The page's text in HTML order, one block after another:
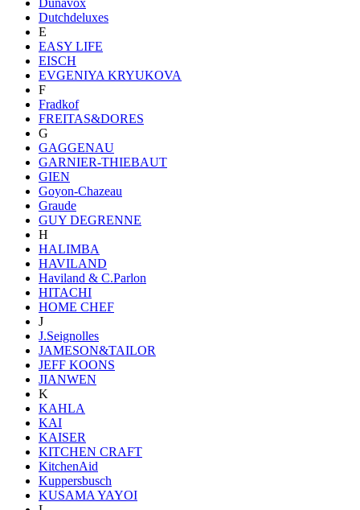
Dutchdeluxes
E
EASY LIFE
EISCH
EVGENIYA KRYUKOVA
F
Fradkof
FREITAS&DORES
G
GAGGENAU
GARNIER-THIEBAUT
GIEN
Goyon-Chazeau
Graude
GUY DEGRENNE
H
HALIMBA
HAVILAND
Haviland & C.Parlon
HITACHI
HOME CHEF
J
J.Seignolles
JAMESON&TAILOR
JEFF KOONS
JIANWEN
K
KAHLA
KAI
KAISER
KITCHEN CRAFT
KitchenAid
Kuppersbusch
KUSAMA YAYOI